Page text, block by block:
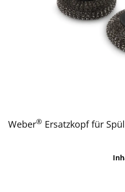
Weber® Ersatzkopf für